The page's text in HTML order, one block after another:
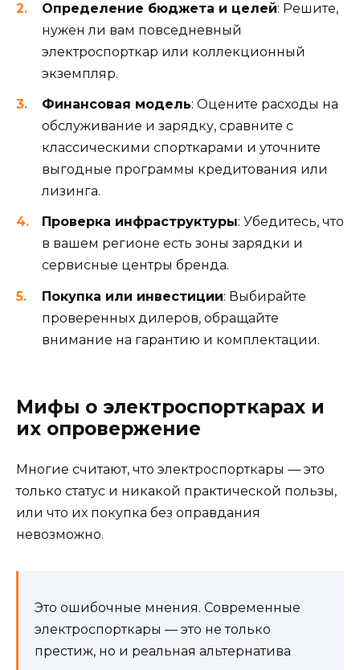
Определение бюджета и целей: Решите,
нужен ли вам повседневный
электроспорткар или коллекционный
экземпляр.
Финансовая модель: Оцените расходы на
обслуживание и зарядку, сравните с
классическими спорткарами и уточните
выгодные программы кредитования или
лизинга.
Проверка инфраструктуры: Убедитесь, что
в вашем регионе есть зоны зарядки и
сервисные центры бренда.
Покупка или инвестиции: Выбирайте
проверенных дилеров, обращайте
внимание на гарантию и комплектации.
Мифы о электроспорткарах и
их опровержение
Многие считают, что электроспорткары — это
только статус и никакой практической пользы,
или что их покупка без оправдания
невозможно.
Это ошибочные мнения. Современные
электроспорткары — это не только
престиж, но и реальная альтернатива